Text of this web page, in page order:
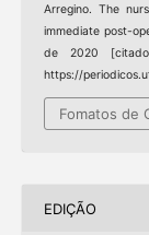
Arregino. The
immediate post-
de 2020
https://
Fomatos de
EDIÇÃO